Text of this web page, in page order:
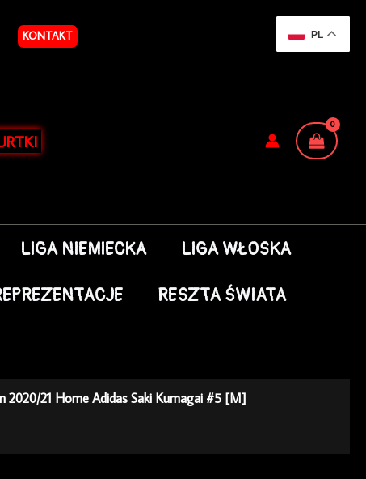
KONTAKT
LIGA NIEMIECKA LIGA WŁOSKA
RESZTA ŚWIATA
2020/21 Home Adidas Saki Kumagai #5 [M]
PL